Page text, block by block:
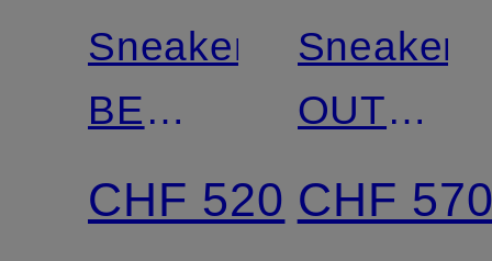
Sneaker
BE
RIGHT
BACK
CHF 520
Sneaker
OUT
OF
OFFICE
CHF